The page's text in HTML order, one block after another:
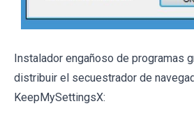
Instalador engañoso de programas
distribuir el secuestrador de
KeepMySettingsX: